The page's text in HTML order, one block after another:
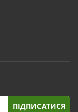
ПІДПИСАТИСЯ